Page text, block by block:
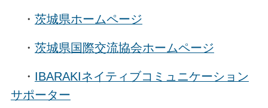
・ 茨城県ホームページ
・ 茨城県国際交流協会ホームページ
・ IBARAKIネイティブコミュニケーション
サポーター